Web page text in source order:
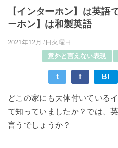
【インターホン】は英語
ーホン】は和製英語
2021年12月7日火曜日
意外と言えない表現
t f B!
どこの家にも大体付いている
て知っていましたか？では、
言うでしょうか？